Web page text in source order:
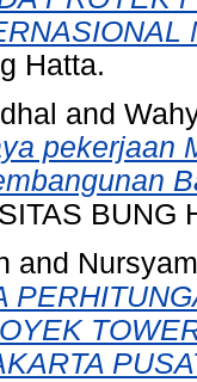
Hatta.
and
pekerjaan
BUNG
and